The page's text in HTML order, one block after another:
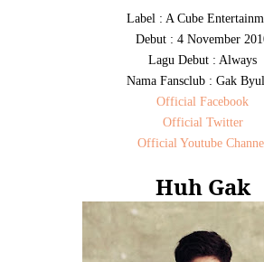
Label : A Cube
Debut : 4 November
Lagu Debut : Always
Nama Fansclub : Gak
Official Facebook
Official Twitter
Official Youtube
Huh Gak